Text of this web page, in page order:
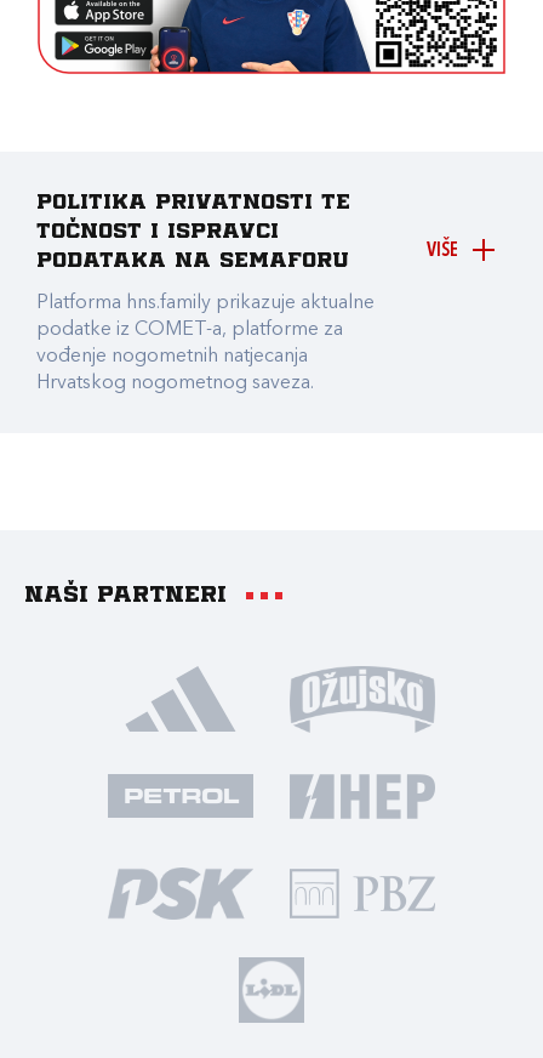
VIŠE
Politika privatnosti te
točnost i ispravci
podataka na Semaforu
Platforma hns.family prikazuje aktualne
podatke iz COMET-a, platforme za
vođenje nogometnih natjecanja
Hrvatskog nogometnog saveza.
Naši partneri